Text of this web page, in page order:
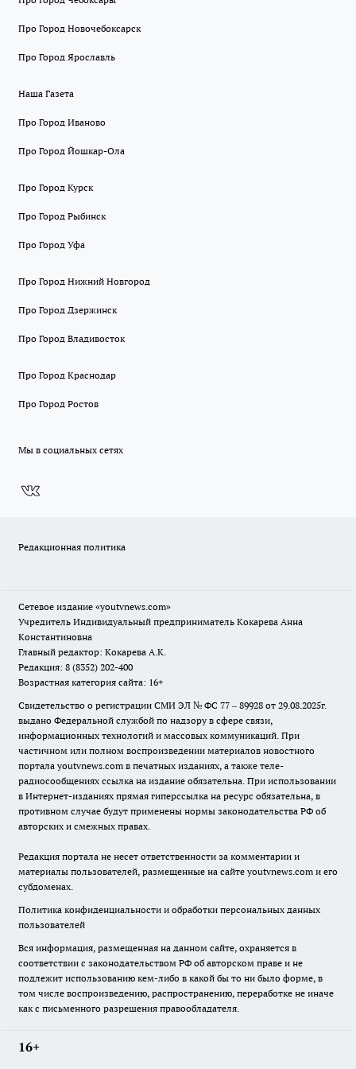
Про Город Новочебоксарск
Про Город Ярославль
Наша Газета
Про Город Иваново
Про Город Йошкар-Ола
Про Город Курск
Про Город Рыбинск
Про Город Уфа
Про Город Нижний Новгород
Про Город Дзержинск
Про Город Владивосток
Про Город Краснодар
Про Город Ростов
Мы в социальных сетях
Редакционная политика
Сетевое издание «youtvnews.com»
Учредитель Индивидуальный предприниматель Кокарева Анна
Константиновна
Главный редактор: Кокарева А.К.
Редакция: 8 (8352) 202-400
Возрастная категория сайта: 16+
Свидетельство о регистрации СМИ ЭЛ № ФС 77 – 89928 от 29.08.2025г.
выдано Федеральной службой по надзору в сфере связи,
информационных технологий и массовых коммуникаций. При
частичном или полном воспроизведении материалов новостного
портала youtvnews.com в печатных изданиях, а также теле-
радиосообщениях ссылка на издание обязательна. При использовании
в Интернет-изданиях прямая гиперссылка на ресурс обязательна, в
противном случае будут применены нормы законодательства РФ об
авторских и смежных правах.
Редакция портала не несет ответственности за комментарии и
материалы пользователей, размещенные на сайте youtvnews.com и его
субдоменах.
Политика конфиденциальности и обработки персональных данных
пользователей
Вся информация, размещенная на данном сайте, охраняется в
соответствии с законодательством РФ об авторском праве и не
подлежит использованию кем-либо в какой бы то ни было форме, в
том числе воспроизведению, распространению, переработке не иначе
как с письменного разрешения правообладателя.
16+